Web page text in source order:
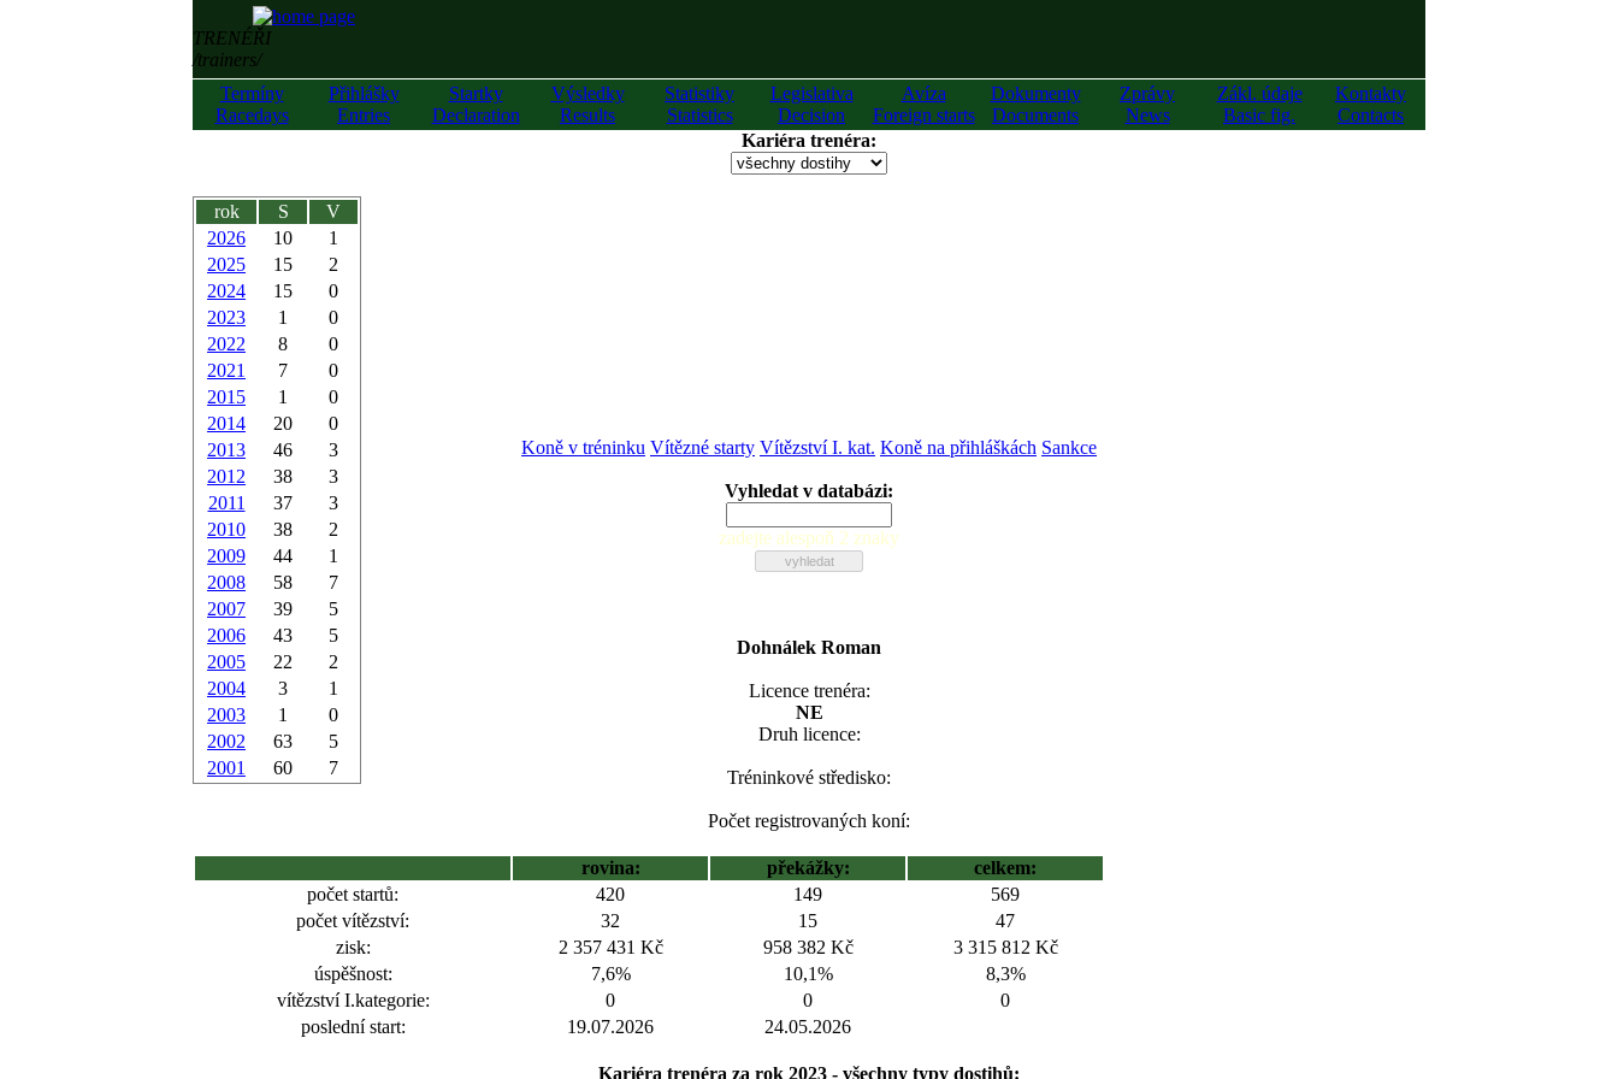
TRENÉŘI
/trainers/
Termíny
Racedays
Přihlášky
Entries
Startky
Declaration
Výsledky
Results
Statistiky
Statistics
Legislativa
Decision
Avíza
Foreign starts
Dokumenty
Documents
Zprávy
News
Zákl. údaje
Basic fig.
Kontakty
Contacts
Kariéra trenéra:
rok S
V
2026
10
1
2025
15
2
2024
15
0
2023
1
0
2022
8
0
2021
7
0
2015
1
0
2014
20
0
2013
46
3
2012
38
3
2011
37
3
2010
38
2
2009
44
1
2008
58
7
2007
39
5
2006
43
5
2005
22
2
2004
3
1
2003
1
0
2002
63
5
2001
60 7
Koně v tréninku Vítězné starty Vítězství I. kat. Koně na přihláškách Sankce
Vyhledat v databázi:
zadejte alespoň 2 znaky
Dohnálek Roman
Licence trenéra:
NE
Druh licence:
Tréninkové středisko:
Počet registrovaných koní:
rovina: překážky:
celkem:
počet startů:
420 149
569
počet vítězství:
32 15
47
zisk:
2 357 431 Kč 958 382 Kč
3 315 812 Kč
úspěšnost:
7,6% 10,1%
8,3%
vítězství I.kategorie:
0 0
0
poslední start:
19.07.2026 24.05.2026
Kariéra trenéra za rok 2023 - všechny typy dostihů: